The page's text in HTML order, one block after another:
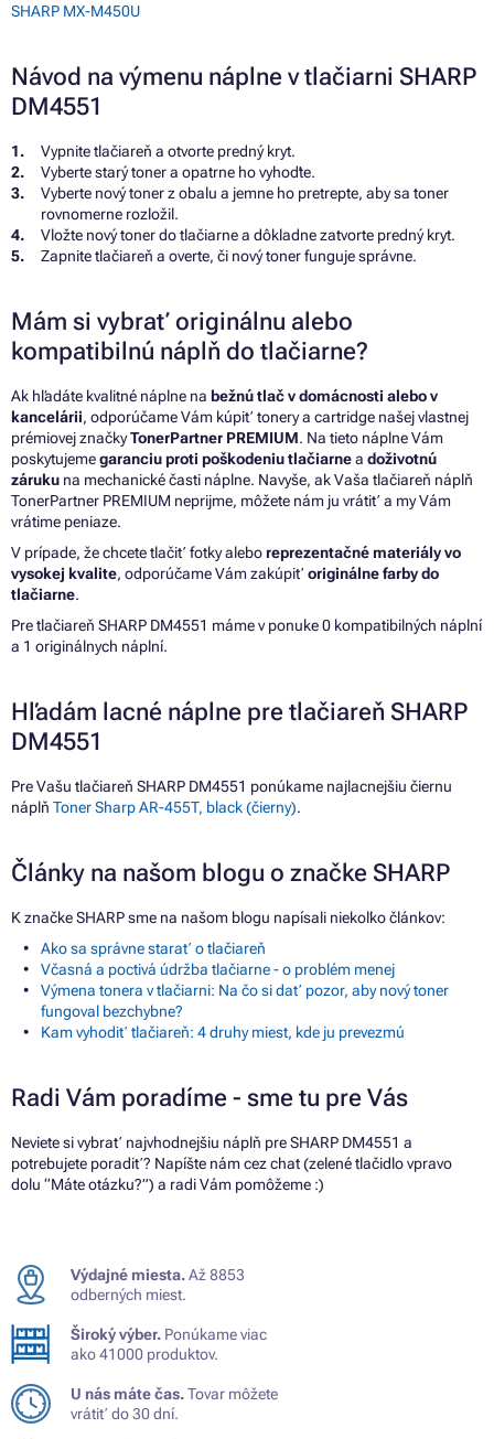
SHARP MX-M450U
Návod na výmenu náplne v tlačiarni SHARP
DM4551
Vypnite tlačiareň a otvorte predný kryt.
Vyberte starý toner a opatrne ho vyhoďte.
Vyberte nový toner z obalu a jemne ho pretrepte, aby sa toner
rovnomerne rozložil.
Vložte nový toner do tlačiarne a dôkladne zatvorte predný kryt.
Zapnite tlačiareň a overte, či nový toner funguje správne.
Mám si vybrať originálnu alebo
kompatibilnú náplň do tlačiarne?
Ak hľadáte kvalitné náplne na bežnú tlač v domácnosti alebo v
kancelárii, odporúčame Vám kúpiť tonery a cartridge našej vlastnej
prémiovej značkyTonerPartner PREMIUM. Na tieto náplne Vám
poskytujemegaranciu proti poškodeniu tlačiarnea doživotnú
záruku na mechanické časti náplne. Navyše, ak Vaša tlačiareň náplň
TonerPartner PREMIUM neprijme, môžete nám ju vrátiť a my Vám
vrátime peniaze.
V prípade, že chcete tlačiť fotky aleboreprezentačné materiály vo
vysokej kvalite, odporúčame Vám zakúpiť originálne farby do
tlačiarne.
Pre tlačiareň SHARP DM4551 máme v ponuke 0 kompatibilných náplní
a 1 originálnych náplní.
Hľadám lacné náplne pre tlačiareň SHARP
DM4551
Pre Vašu tlačiareň SHARP DM4551 ponúkame najlacnejšiu čiernu
náplň Toner Sharp AR-455T, black (čierny).
Články na našom blogu o značke SHARP
K značke SHARP sme na našom blogu napísali niekoľko článkov:
Ako sa správne starať o tlačiareň
Včasná a poctivá údržba tlačiarne - o problém menej
Výmena tonera v tlačiarni: Na čo si dať pozor, aby nový toner
fungoval bezchybne?
Kam vyhodiť tlačiareň: 4 druhy miest, kde ju prevezmú
Radi Vám poradíme - sme tu pre Vás
Neviete si vybrať najvhodnejšiu náplň pre SHARP DM4551 a
potrebujete poradiť? Napíšte nám cez chat (zelené tlačidlo vpravo
dolu “Máte otázku?”) a radi Vám pomôžeme :)
Výdajné miesta.Až 8853
odberných miest.
Široký výber. Ponúkame viac
ako 41000 produktov.
U nás máte čas.Tovar môžete
vrátiť do 30 dní.